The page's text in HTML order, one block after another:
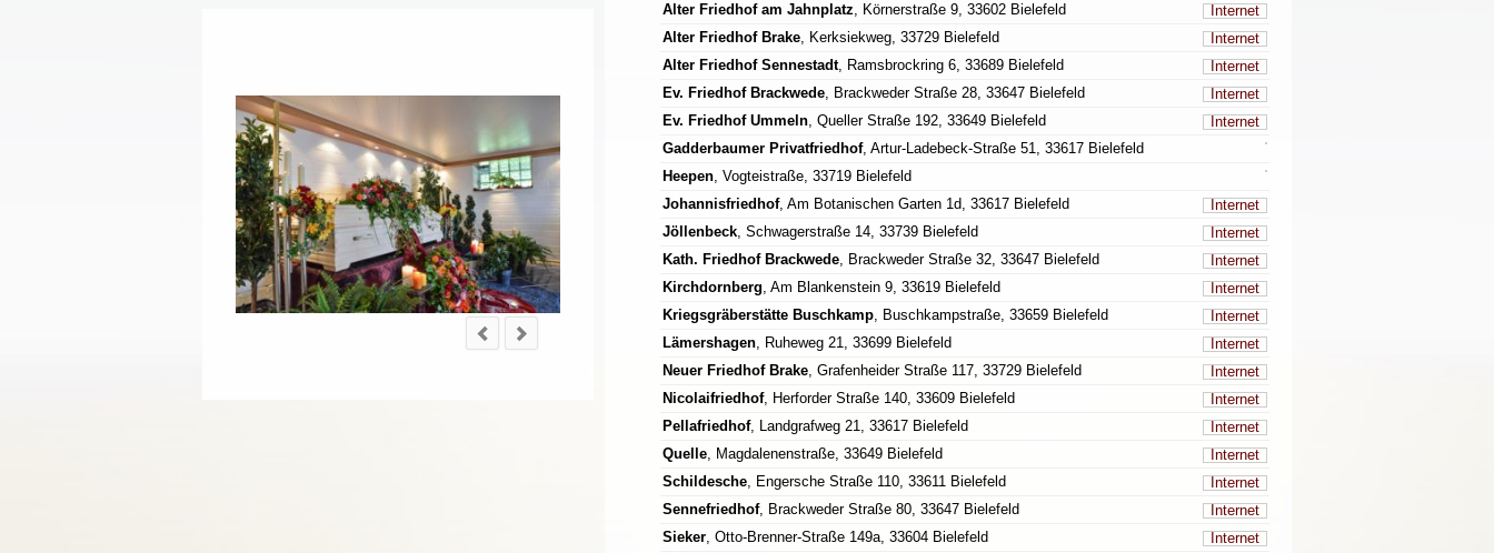
Alter Friedhof am Jahnplatz, Körnerstraße 9, 33602 Bielefeld
Internet
Alter Friedhof Brake, Kerksiekweg, 33729 Bielefeld
Internet
Alter Friedhof Sennestadt, Ramsbrockring 6, 33689 Bielefeld
Internet
Ev. Friedhof Brackwede, Brackweder Straße 28, 33647 Bielefeld
Internet
Ev. Friedhof Ummeln, Queller Straße 192, 33649 Bielefeld
Internet
Gadderbaumer Privatfriedhof, Artur-Ladebeck-Straße 51, 33617 Bielefeld
Heepen, Vogteistraße, 33719 Bielefeld
Johannisfriedhof, Am Botanischen Garten 1d, 33617 Bielefeld
Internet
Jöllenbeck, Schwagerstraße 14, 33739 Bielefeld
Internet
Kath. Friedhof Brackwede, Brackweder Straße 32, 33647 Bielefeld
Internet
Kirchdornberg, Am Blankenstein 9, 33619 Bielefeld
Internet
Kriegsgräberstätte Buschkamp, Buschkampstraße, 33659 Bielefeld
Internet
Lämershagen, Ruheweg 21, 33699 Bielefeld
Internet
Neuer Friedhof Brake, Grafenheider Straße 117, 33729 Bielefeld
Internet
Nicolaifriedhof, Herforder Straße 140, 33609 Bielefeld
Internet
Pellafriedhof, Landgrafweg 21, 33617 Bielefeld
Internet
Quelle, Magdalenenstraße, 33649 Bielefeld
Internet
Schildesche, Engersche Straße 110, 33611 Bielefeld
Internet
Sennefriedhof, Brackweder Straße 80, 33647 Bielefeld
Internet
Sieker, Otto-Brenner-Straße 149a, 33604 Bielefeld
Internet